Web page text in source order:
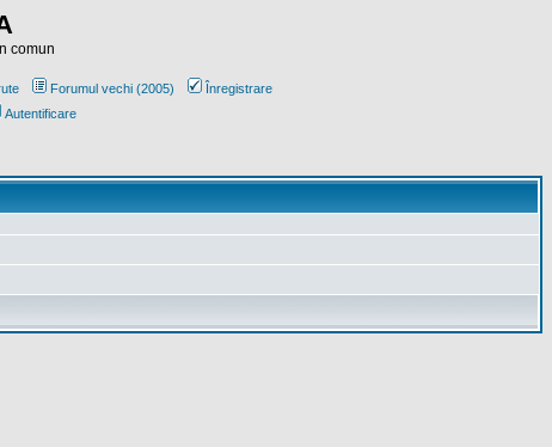
comun
Forumul vechi (2005)
Înregistrare
Autentificare